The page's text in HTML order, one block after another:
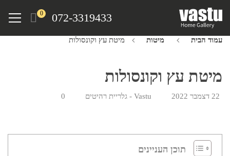
072-3319433
0
Menu
עמוד הבית מיטות מיטת עץ וקונסולות
מיטת עץ וקונסולות
22 דצמבר 2022 Vastu - גלריית רהיטים
תוכן העניינים